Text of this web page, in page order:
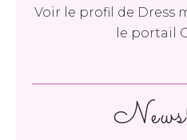
Voir le profil de Dress
le portail